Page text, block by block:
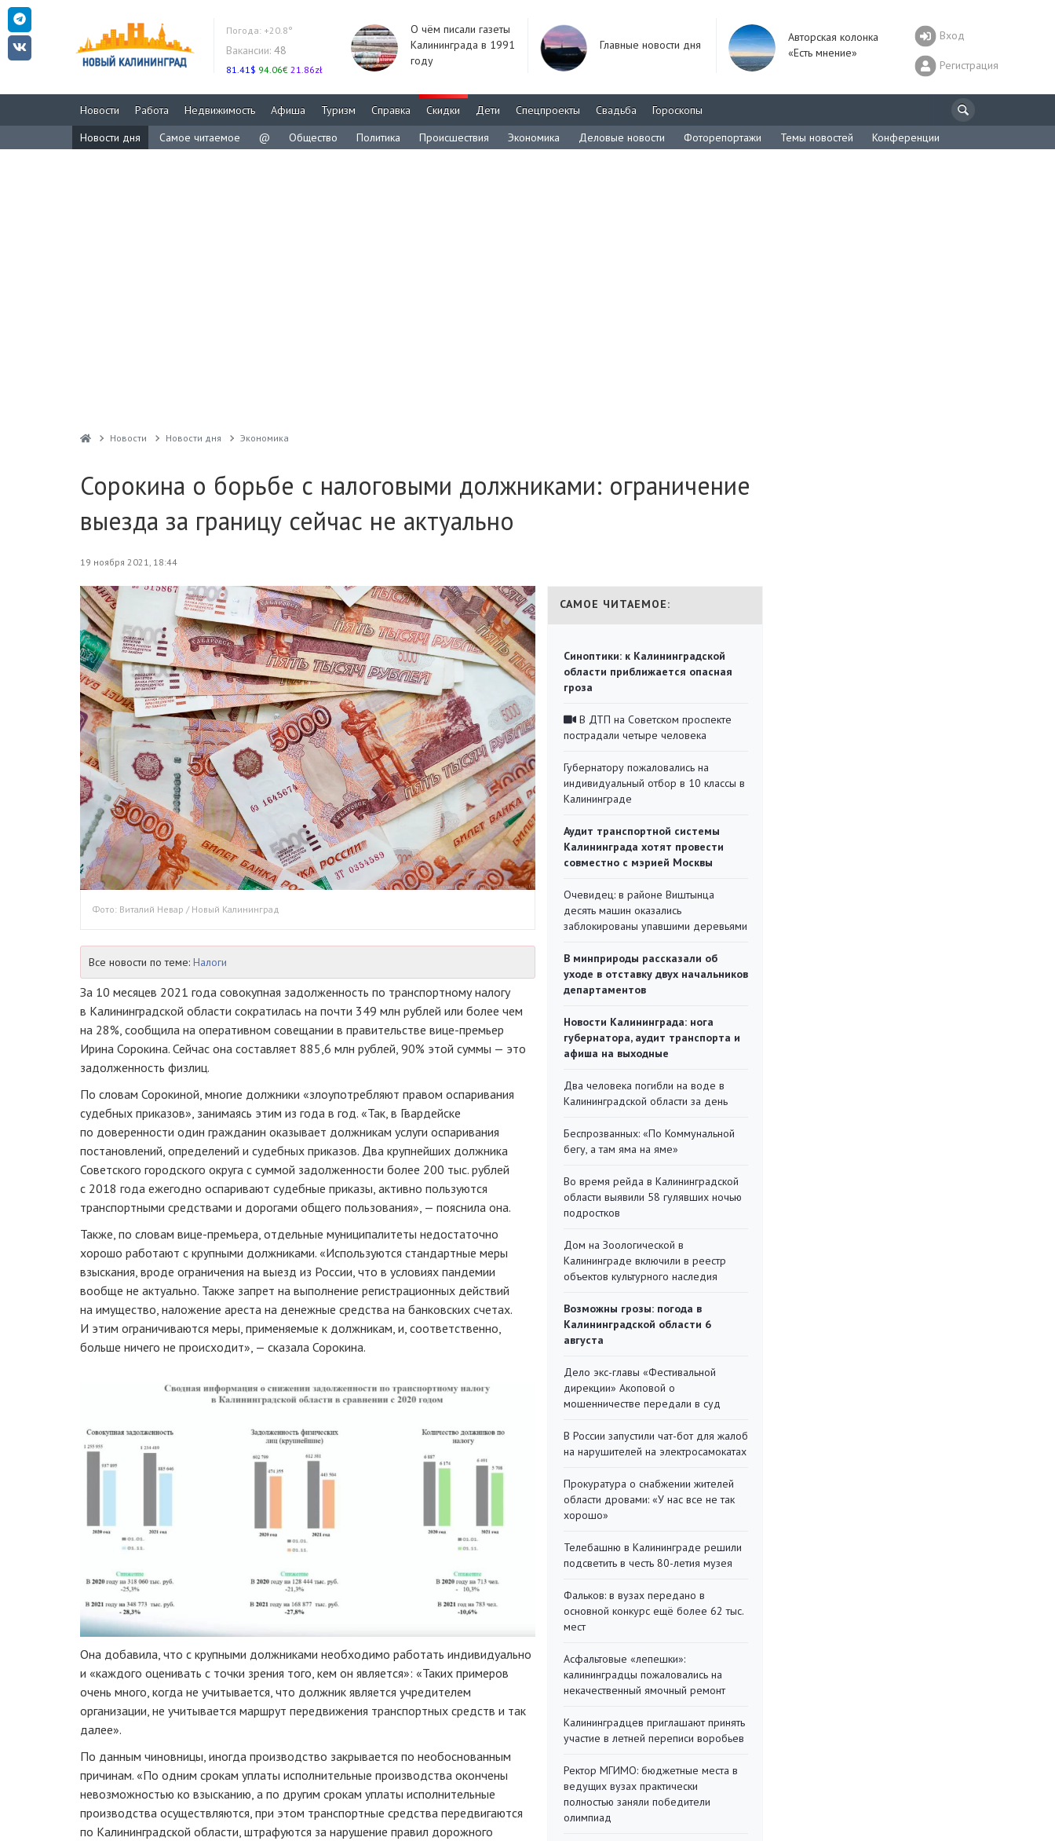
Погода: +20.8°
Вакансии: 48
81.41$ 94.06€ 21.86zł
О чём писали газеты
Калининграда в 1991
году
Главные новости дня
Авторская колонка
«Есть мнение»
Вход
Регистрация
Новости Работа Недвижимость Афиша Туризм Справка Скидки Дети Спецпроекты Свадьба
Гороскопы
Новости дня
Самое читаемое @ Общество Политика Происшествия Экономика Деловые новости Фоторепортажи Темы новостей Конференции
Новости Новости дня Экономика
Сорокина о борьбе с налоговыми должниками: ограничение
выезда за границу сейчас не актуально
19 ноября 2021, 18:44
Фото: Виталий Невар / Новый Калининград
Все новости по теме: Налоги
За 10 месяцев 2021 года совокупная задолженность по транспортному налогу
в Калининградской области сократилась на почти 349 млн рублей или более чем
на 28%, сообщила на оперативном совещании в правительстве вице-премьер
Ирина Сорокина. Сейчас она составляет 885,6 млн рублей, 90% этой суммы — это
задолженность физлиц.
По словам Сорокиной, многие должники «злоупотребляют правом оспаривания
судебных приказов», занимаясь этим из года в год. «Так, в Гвардейске
по доверенности один гражданин оказывает должникам услуги оспаривания
постановлений, определений и судебных приказов. Два крупнейших должника
Советского городского округа с суммой задолженности более 200 тыс. рублей
с 2018 года ежегодно оспаривают судебные приказы, активно пользуются
транспортными средствами и дорогами общего пользования», — пояснила она.
Также, по словам вице-премьера, отдельные муниципалитеты недостаточно
хорошо работают с крупными должниками. «Используются стандартные меры
взыскания, вроде ограничения на выезд из России, что в условиях пандемии
вообще не актуально. Также запрет на выполнение регистрационных действий
на имущество, наложение ареста на денежные средства на банковских счетах.
И этим ограничиваются меры, применяемые к должникам, и, соответственно,
больше ничего не происходит», — сказала Сорокина.
Она добавила, что с крупными должниками необходимо работать индивидуально
и «каждого оценивать с точки зрения того, кем он является»: «Таких примеров
очень много, когда не учитывается, что должник является учредителем
организации, не учитывается маршрут передвижения транспортных средств и так
далее».
По данным чиновницы, иногда производство закрывается по необоснованным
причинам. «По одним срокам уплаты исполнительные производства окончены
невозможностью ко взысканию, а по другим срокам уплаты исполнительные
производства осуществляются, при этом транспортные средства передвигаются
по Калининградской области, штрафуются за нарушение правил дорожного
САМОЕ ЧИТАЕМОЕ:
Синоптики: к Калининградской
области приближается опасная
гроза
В ДТП на Советском проспекте
пострадали четыре человека
Губернатору пожаловались на
индивидуальный отбор в 10 классы в
Калининграде
Аудит транспортной системы
Калининграда хотят провести
совместно с мэрией Москвы
Очевидец: в районе Виштынца
десять машин оказались
заблокированы упавшими деревьями
В минприроды рассказали об
уходе в отставку двух начальников
департаментов
Новости Калининграда: нога
губернатора, аудит транспорта и
афиша на выходные
Два человека погибли на воде в
Калининградской области за день
Беспрозванных: «По Коммунальной
бегу, а там яма на яме»
Во время рейда в Калининградской
области выявили 58 гулявших ночью
подростков
Дом на Зоологической в
Калининграде включили в реестр
объектов культурного наследия
Возможны грозы: погода в
Калининградской области 6
августа
Дело экс-главы «Фестивальной
дирекции» Акоповой о
мошенничестве передали в суд
В России запустили чат-бот для жалоб
на нарушителей на электросамокатах
Прокуратура о снабжении жителей
области дровами: «У нас все не так
хорошо»
Телебашню в Калининграде решили
подсветить в честь 80-летия музея
Фальков: в вузах передано в
основной конкурс ещё более 62 тыс.
мест
Асфальтовые «лепешки»:
калининградцы пожаловались на
некачественный ямочный ремонт
Калининградцев приглашают принять
участие в летней переписи воробьев
Ректор МГИМО: бюджетные места в
ведущих вузах практически
полностью заняли победители
олимпиад